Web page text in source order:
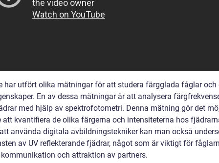
har utfört olika mätningar för att studera färgglada fåglar och
En av dessa mätningar är att analysera
med hjälp av spektrofotometri. Denna mätning gör det
att kvantifiera de olika färgerna och intensiteterna hos
använda digitala avbildningstekniker kan man också
av UV reflekterande fjädrar, något som är viktigt för
och attraktion av partners.